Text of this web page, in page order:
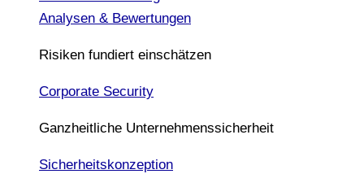
Analysen & Bewertungen
Risiken fundiert einschätzen
Corporate Security
Ganzheitliche Unternehmenssicherheit
Sicherheitskonzeption